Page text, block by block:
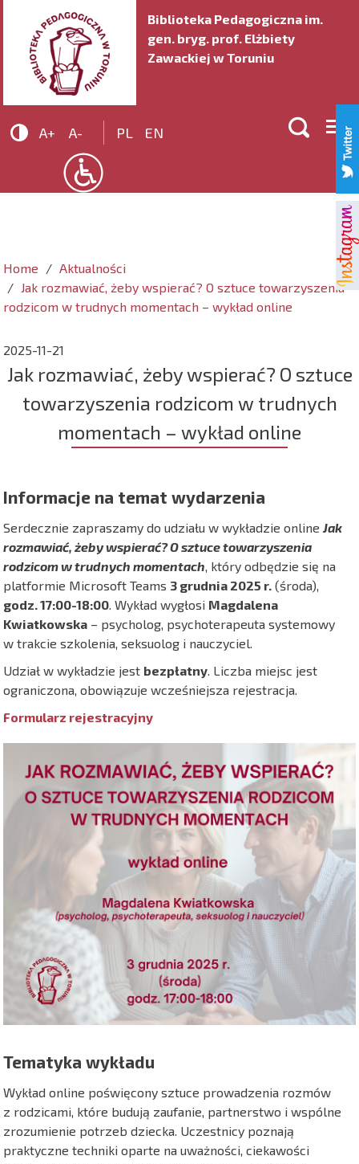
Biblioteka Pedagogiczna im.
gen. bryg. prof. Elżbiety
Zawackiej w Toruniu
 A+ A- PL EN 
Home
Aktualności
Jak rozmawiać, żeby wspierać? O sztuce towarzyszenia
rodzicom w trudnych momentach – wykład online
2025-11-21
Jak rozmawiać, żeby wspierać? O sztuce
towarzyszenia rodzicom w trudnych
momentach – wykład online
Informacje na temat wydarzenia
Serdecznie zapraszamy do udziału w wykładzie onlineJak
rozmawiać, żeby wspierać? O sztuce towarzyszenia
rodzicom w trudnych momentach, który odbędzie się na
platformie Microsoft Teams 3 grudnia 2025 r. (środa),
godz. 17:00-18:00. Wykład wygłosi Magdalena
Kwiatkowska – psycholog, psychoterapeuta systemowy
w trakcie szkolenia, seksuolog i nauczyciel.
Udział w wykładzie jest bezpłatny. Liczba miejsc jest
ograniczona, obowiązuje wcześniejsza rejestracja.
Formularz rejestracyjny
Tematyka wykładu
Wykład online poświęcony sztuce prowadzenia rozmów
z rodzicami, które budują zaufanie, partnerstwo i wspólne
zrozumienie potrzeb dziecka. Uczestnicy poznają
praktyczne techniki oparte na uważności, ciekawości